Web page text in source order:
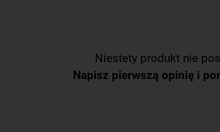
Niestety produkt nie
Napisz pierwszą opinię i